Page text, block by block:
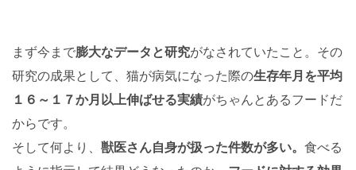
まず今まで膨大なデータと研究がなされていたこと。その
研究の成果として、猫が病気になった際の生存年月を平均
１６～１７か月以上伸ばせる実績がちゃんとあるフードだ
からです。
そして何より、 獣医さん自身が扱った件数が多い。 食べる